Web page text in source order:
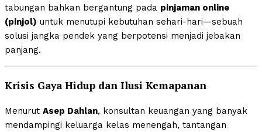
tabungan bahkan bergantung pada pinjaman online
(pinjol) untuk menutupi kebutuhan sehari-hari—sebuah
solusi jangka pendek yang berpotensi menjadi jebakan
panjang.
Krisis Gaya Hidup dan Ilusi Kemapanan
Menurut Asep Dahlan, konsultan keuangan yang banyak
mendampingi keluarga kelas menengah, tantangan